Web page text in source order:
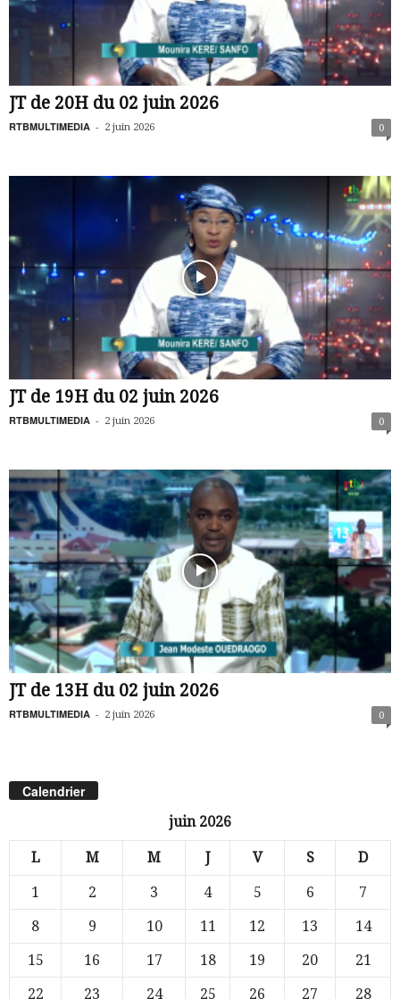
JT de 20H du 02 juin 2026
RTBMULTIMEDIA - 2 juin 2026 0
JT de 19H du 02 juin 2026
RTBMULTIMEDIA - 2 juin 2026 0
JT de 13H du 02 juin 2026
RTBMULTIMEDIA - 2 juin 2026 0
Calendrier
juin 2026
L M M J V S D
1 2 3 4 5 6
7
8
9 10 11 12 13
14
15
16 17 18 19 20
21
22
23 24 25 26 27
28